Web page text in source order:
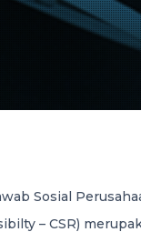
Sosial
– CSR)